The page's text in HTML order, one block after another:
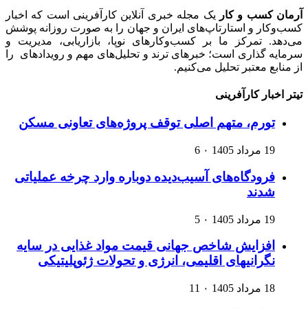
آرمان کسب و کار
یک مجله خبری آنلاین کارآفرینی است که اخبار
کسب‌وکار و استارتاپ‌های ایران و جهان را به صورت روزانه پوشش
می‌دهد. تمرکز ما بر کسب‌وکارهای نوپا، بازاریابی، مدیریت و
سرمایه گذاری است؛ خبرهای ترند و تحلیل‌های مهم و رویدادهای را
از منابع معتبر تحلیل می‌کنیم.
تیتر اخبار کارآفرینی
تورم، متهم اصلی توقف پروژه‌های تعاونی مسکن
19 مرداد 1405 ۰ 6
فرودگاه‌های آسیب‌دیده دوباره وارد چرخه عملیاتی
شدند
19 مرداد 1405 ۰ 5
افزایش شاخص جهانی قیمت مواد غذایی در سایه
نگرانیهای اقلیمی، انرژی و تحولات ژئوپلیتیکی
18 مرداد 1405 ۰ 11